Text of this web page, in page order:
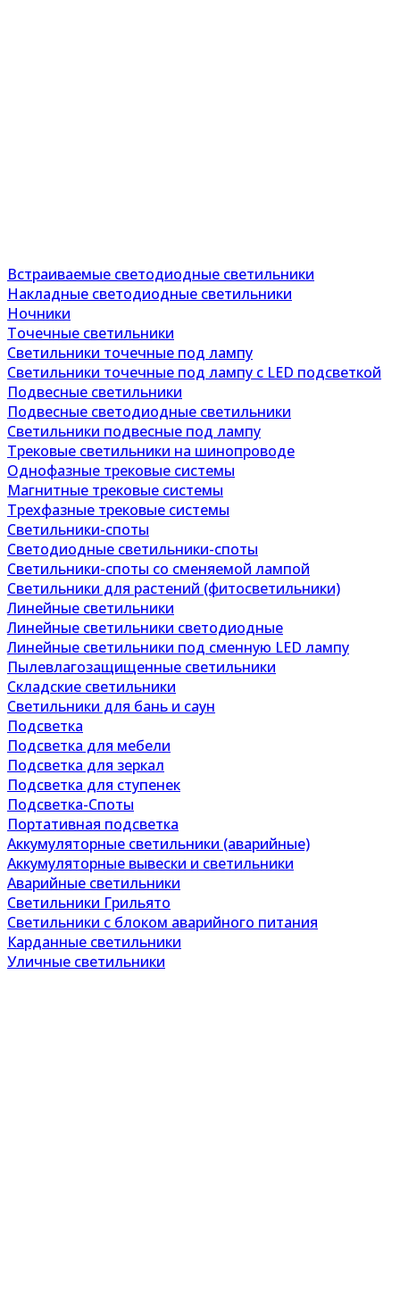
Встраиваемые светодиодные светильники
Накладные светодиодные светильники
Ночники
Точечные светильники
Светильники точечные под лампу
Светильники точечные под лампу с LED подсветкой
Подвесные светильники
Подвесные светодиодные светильники
Светильники подвесные под лампу
Трековые светильники на шинопроводе
Однофазные трековые системы
Магнитные трековые системы
Трехфазные трековые системы
Светильники-споты
Светодиодные светильники-споты
Светильники-споты со сменяемой лампой
Светильники для растений (фитосветильники)
Линейные светильники
Линейные светильники светодиодные
Линейные светильники под сменную LED лампу
Пылевлагозащищенные светильники
Складские светильники
Светильники для бань и саун
Подсветка
Подсветка для мебели
Подсветка для зеркал
Подсветка для ступенек
Подсветка-Споты
Портативная подсветка
Аккумуляторные светильники (аварийные)
Аккумуляторные вывески и светильники
Аварийные светильники
Светильники Грильято
Светильники с блоком аварийного питания
Карданные светильники
Уличные светильники